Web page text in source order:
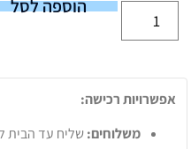
הוספה לסל
אפשרויות רכישה:
משלוחים:שליח עד הבית לכל רחבי הארץ